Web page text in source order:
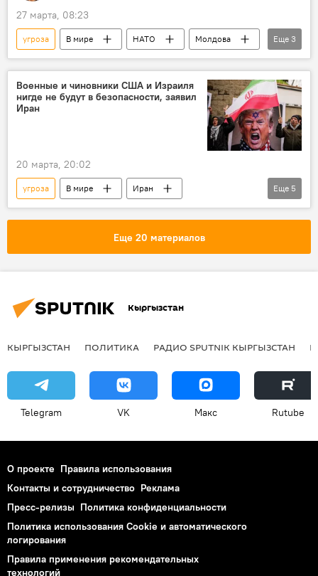
27 марта, 08:23
угроза В мире НАТО
Молдова
военные учения
Румыния Россия
Еще 3
Военные и чиновники США и Израиля
нигде не будут в безопасности, заявил
Иран
20 марта, 20:02
угроза В мире
Иран
Ближний Восток
США
Израиль
Еще 5
Еще 20 материалов
Кыргызстан
КЫРГЫЗСТАН ПОЛИТИКА РАДИО SPUTNIK КЫРГЫЗСТАН
Telegram VK Макс Rutube
О проекте Правила использования
Контакты и сотрудничество Реклама
Пресс-релизы Политика конфиденциальности
Политика использования Cookie и автоматического
логирования
Правила применения рекомендательных
технологий